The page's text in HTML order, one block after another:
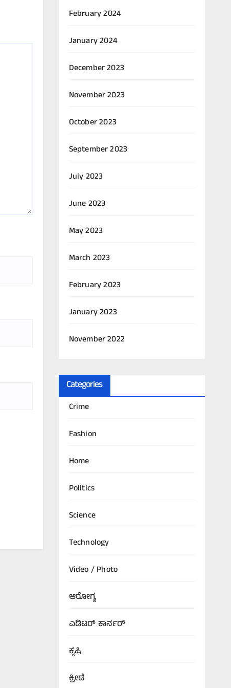
February 2024
January 2024
December 2023
November 2023
October 2023
September 2023
July 2023
June 2023
May 2023
March 2023
February 2023
January 2023
November 2022
Categories
Crime
Fashion
Home
Politics
Science
Technology
Video / Photo
ಆರೋಗ್ಯ
ಎಡಿಟರ್‌ ಕಾರ್ನರ್
ಕೃಷಿ
ಕ್ರೀಡೆ